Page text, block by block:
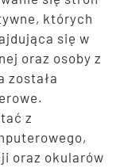
których
się w
oraz osoby z
została
z
oraz okularów